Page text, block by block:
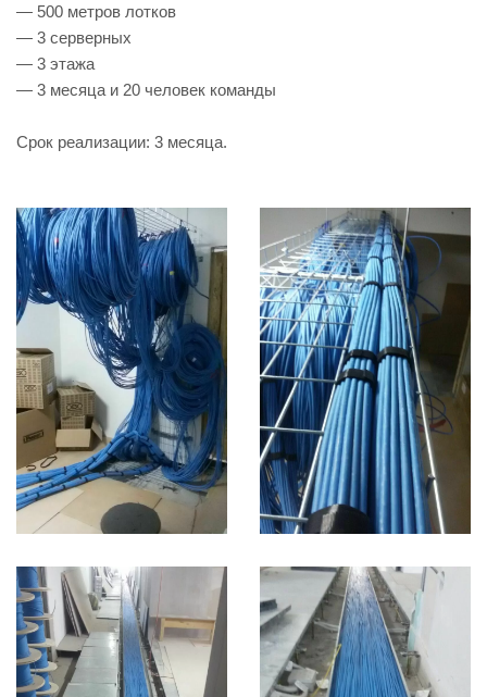
— 500 метров лотков
— 3 серверных
— 3 этажа
— 3 месяца и 20 человек команды
Срок реализации: 3 месяца.